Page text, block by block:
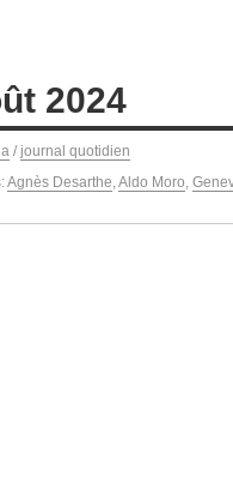
2024
/ journal quotidien
Agnès Desarthe Aldo Moro